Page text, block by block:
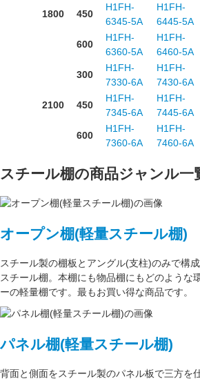
1800 450
H1FH-
6345-5A
H1FH-
6445-5A
600
H1FH-
6360-5A
H1FH-
6460-5A
2100
300
H1FH-
7330-6A
H1FH-
7430-6A
450
H1FH-
7345-6A
H1FH-
7445-6A
600
H1FH-
7360-6A
H1FH-
7460-6A
スチール棚の商品ジャンル一
オープン棚(軽量スチール棚)
スチール製の棚板 と アングル(支柱)のみで構
スチール棚。本棚にも物品棚にもどのような
ーの軽量棚です。最もお買い得な商品です。
パネル棚(軽量スチール棚)
背面と側面をスチール製のパネル板で三方を